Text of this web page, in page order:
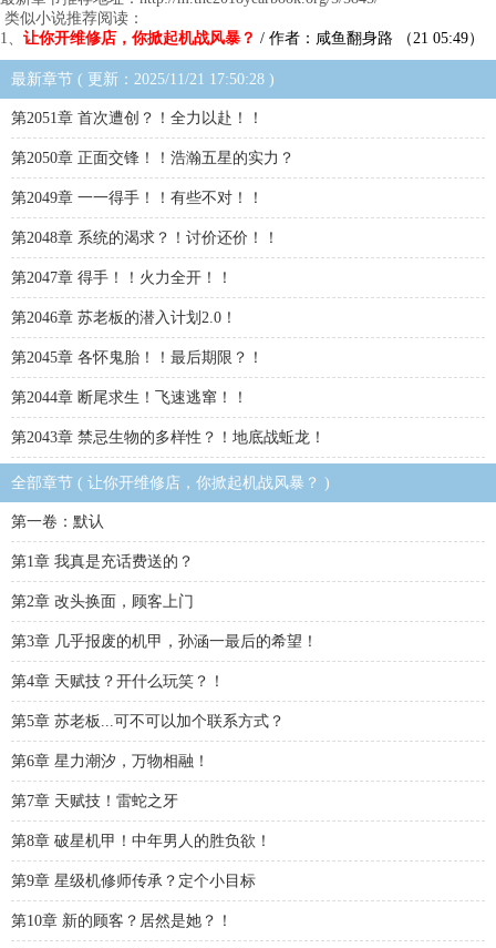
类似小说推荐阅读：
1、 让你开维修店，你掀起机战风暴？ / 作者：咸鱼翻身路 （21 05:49）
最新章节 ( 更新：2025/11/21 17:50:28 )
第2051章 首次遭创？！全力以赴！！
第2050章 正面交锋！！浩瀚五星的实力？
第2049章 一一得手！！有些不对！！
第2048章 系统的渴求？！讨价还价！！
第2047章 得手！！火力全开！！
第2046章 苏老板的潜入计划2.0！
第2045章 各怀鬼胎！！最后期限？！
第2044章 断尾求生！飞速逃窜！！
第2043章 禁忌生物的多样性？！地底战蚯龙！
全部章节 ( 让你开维修店，你掀起机战风暴？ )
第一卷：默认
第1章 我真是充话费送的？
第2章 改头换面，顾客上门
第3章 几乎报废的机甲，孙涵一最后的希望！
第4章 天赋技？开什么玩笑？！
第5章 苏老板...可不可以加个联系方式？
第6章 星力潮汐，万物相融！
第7章 天赋技！雷蛇之牙
第8章 破星机甲！中年男人的胜负欲！
第9章 星级机修师传承？定个小目标
第10章 新的顾客？居然是她？！